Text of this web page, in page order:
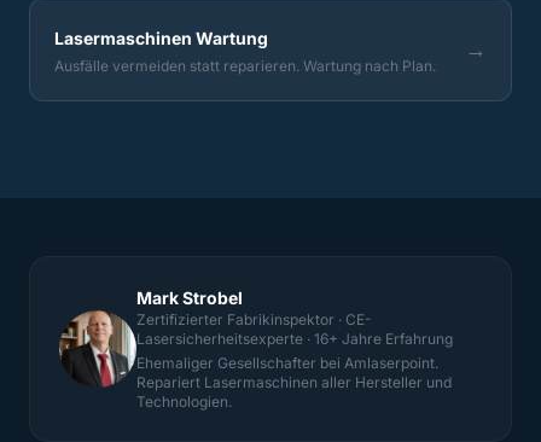
Lasermaschinen Wartung
Ausfälle vermeiden statt reparieren. Wartung nach Plan.
→
Mark Strobel
Zertifizierter Fabrikinspektor · CE-
Lasersicherheitsexperte · 16+ Jahre Erfahrung
Ehemaliger Gesellschafter bei Amlaserpoint.
Repariert Lasermaschinen aller Hersteller und
Technologien.